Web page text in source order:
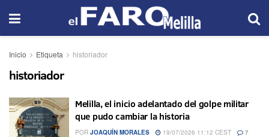
Inicio Etiqueta historiador
historiador
Melilla, el inicio adelantado del golpe militar
que pudo cambiar la historia
POR JOAQUÍN MORALES 19/07/2026 11:12 CEST 7